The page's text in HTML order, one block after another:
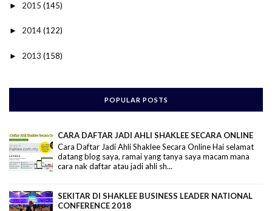
► 2015 (145)
► 2014(122)
► 2013 (158)
POPULAR POSTS
CARA DAFTAR JADI AHLI SHAKLEE SECARA ONLINE
Cara Daftar Jadi Ahli Shaklee Secara Online Hai selamat
datang blog saya, ramai yang tanya saya macam mana
cara nak daftar atau jadi ahli sh...
SEKITAR DI SHAKLEE BUSINESS LEADER NATIONAL
CONFERENCE 2018